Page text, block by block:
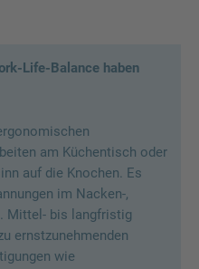
Life-Balance haben
am Küchentisch oder
auf die Knochen. Es
im Nacken-,
Mittel- bis langfristig
ernstzunehmenden
wie